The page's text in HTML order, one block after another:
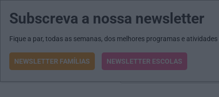
MENU MAIL JORNAIS
O que procura?
Subscreva a nossa newsletter
Fique a par, todas as semanas, dos melhores programas e
NEWSLETTER FAMÍLIAS NEWSLETTER ESCOLAS